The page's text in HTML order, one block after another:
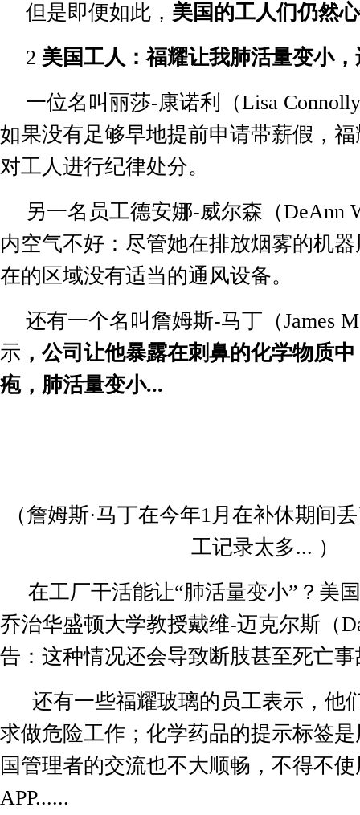
但是即便如此， 美国的工人们仍然
2 美国工人：福耀让我肺活量变小
一位名叫丽莎-康诺利（Lisa Connolly
如果没有足够早地提前申请带薪假，
对工人进行纪律处分。
另一名员工德安娜-威尔森（DeAnn
内空气不好：尽管她在排放烟雾的机
在的区域没有适当的通风设备。
还有一个名叫詹姆斯-马丁（James
示 ，公司让他暴露在刺鼻的化学物质
疱，肺活量变小...
（詹姆斯·马丁在今年1月在补休期间
工记录太多... ）
在工厂干活能让“肺活量变小”？美
乔治华盛顿大学教授戴维-迈克尔斯（
告：这种情况还会导致断肢甚至死亡
还有一些福耀玻璃的员工表示，他
求做危险工作；化学药品的提示标签
国管理者的交流也不大顺畅，不得不
APP......